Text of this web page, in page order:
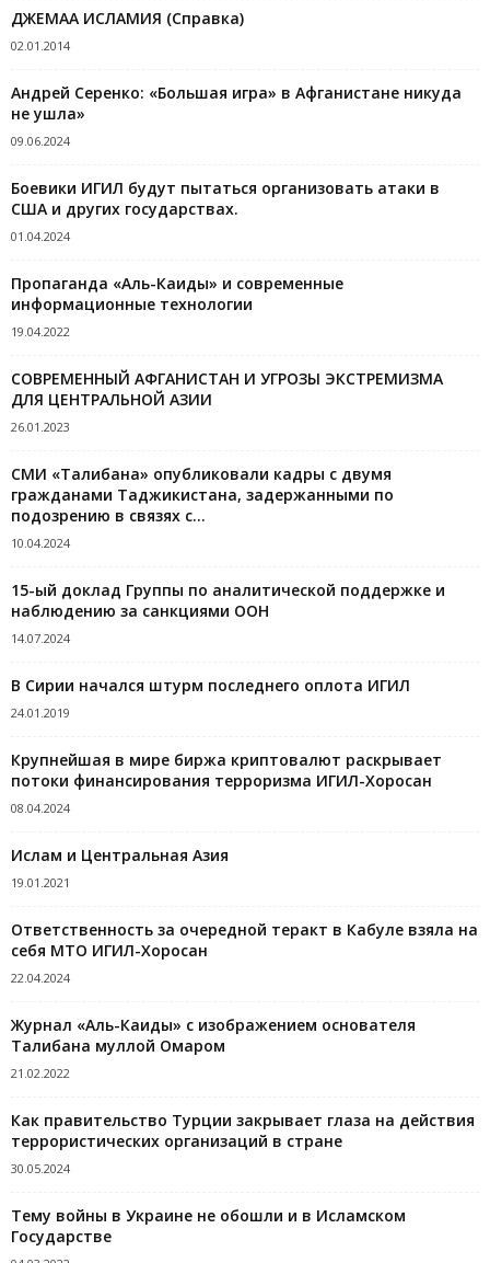
ДЖЕМАА ИСЛАМИЯ (Справка)
02.01.2014
Андрей Серенко: «Большая игра» в Афганистане никуда
не ушла»
09.06.2024
Боевики ИГИЛ будут пытаться организовать атаки в
США и других государствах.
01.04.2024
Пропаганда «Аль-Каиды» и современные
информационные технологии
19.04.2022
СОВРЕМЕННЫЙ АФГАНИСТАН И УГРОЗЫ ЭКСТРЕМИЗМА
ДЛЯ ЦЕНТРАЛЬНОЙ АЗИИ
26.01.2023
СМИ «Талибана» опубликовали кадры с двумя
гражданами Таджикистана, задержанными по
подозрению в связях с...
10.04.2024
15-ый доклад Группы по аналитической поддержке и
наблюдению за санкциями ООН
14.07.2024
В Сирии начался штурм последнего оплота ИГИЛ
24.01.2019
Крупнейшая в мире биржа криптовалют раскрывает
потоки финансирования терроризма ИГИЛ-Хоросан
08.04.2024
Ислам и Центральная Азия
19.01.2021
Ответственность за очередной теракт в Кабуле взяла на
себя МТО ИГИЛ-Хоросан
22.04.2024
Журнал «Аль-Каиды» с изображением основателя
Талибана муллой Омаром
21.02.2022
Как правительство Турции закрывает глаза на действия
террористических организаций в стране
30.05.2024
Тему войны в Украине не обошли и в Исламском
Государстве